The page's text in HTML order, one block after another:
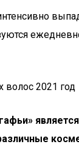
волос 2021 год